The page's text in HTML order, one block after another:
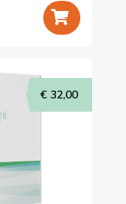
+
€ 32,00